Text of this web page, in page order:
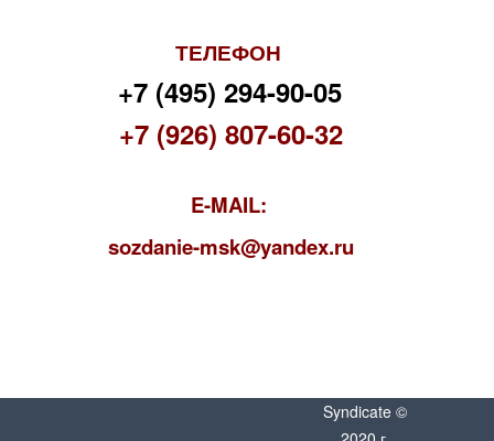
ТЕЛЕФОН
+7 (495) 294-90-05
+7 (926) 807-60-32
E-MAIL:
sozdanie-msk@yandex.ru
Syndicate ©